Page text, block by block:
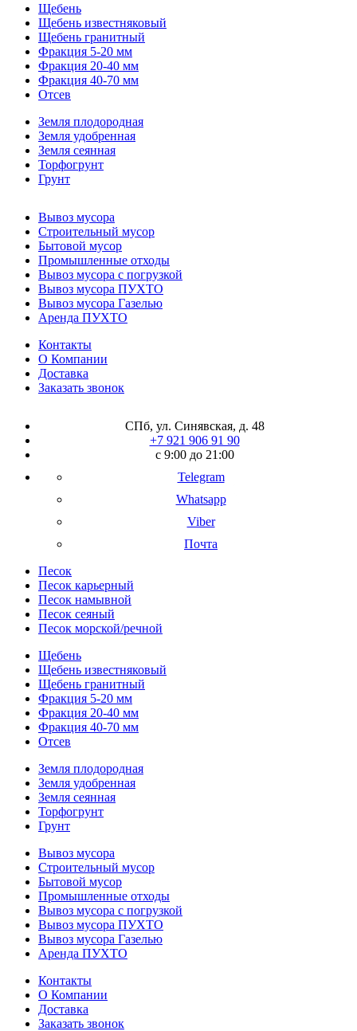
Щебень
Щебень известняковый
Щебень гранитный
Фракция 5-20 мм
Фракция 20-40 мм
Фракция 40-70 мм
Отсев
Земля плодородная
Земля удобренная
Земля сеянная
Торфогрунт
Грунт
Вывоз мусора
Строительный мусор
Бытовой мусор
Промышленные отходы
Вывоз мусора с погрузкой
Вывоз мусора ПУХТО
Вывоз мусора Газелью
Аренда ПУХТО
Контакты
О Компании
Доставка
Заказать звонок
СПб, ул. Синявская, д. 48
+7 921 906 91 90
с 9:00 до 21:00
Telegram
Whatsapp
Viber
Почта
Песок
Песок карьерный
Песок намывной
Песок сеяный
Песок морской/речной
Щебень
Щебень известняковый
Щебень гранитный
Фракция 5-20 мм
Фракция 20-40 мм
Фракция 40-70 мм
Отсев
Земля плодородная
Земля удобренная
Земля сеянная
Торфогрунт
Грунт
Вывоз мусора
Строительный мусор
Бытовой мусор
Промышленные отходы
Вывоз мусора с погрузкой
Вывоз мусора ПУХТО
Вывоз мусора Газелью
Аренда ПУХТО
Контакты
О Компании
Доставка
Заказать звонок